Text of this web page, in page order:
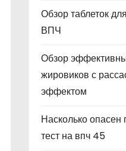
Обзор таблеток
ВПЧ
Обзор
жировиков с
эффектом
Насколько
тест на впч 45